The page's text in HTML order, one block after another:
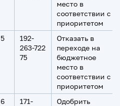
место в
соответствии с
приоритетом
5
192-
263-722
75
Отказать в
переходе на
бюджетное
место в
соответствии с
приоритетом
6
171-
Одобрить